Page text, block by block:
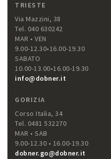
TRIESTE
Via Mazzini, 38
Tel. 040 630242
MAR • VEN
9.00-12.30•16.00-19.30
SABATO
10.00-13.00•16.00-19.30
info@dobner.it
GORIZIA
Corso Italia, 34
Tel. 0481 532270
MAR • SAB
9.00-12.30 • 16.00-19.30
dobner.go@dobner.it